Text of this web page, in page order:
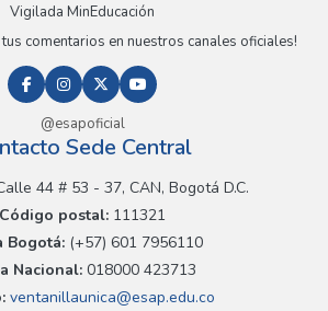
Vigilada MinEducación
tus comentarios en nuestros canales oficiales!
@esapoficial
Sede Central
44 # 53 - 37, CAN, Bogotá D.C.
Código postal: 111321
Bogotá:(+57) 601 7956110
Nacional: 018000 423713
ventanillaunica@esap.edu.co